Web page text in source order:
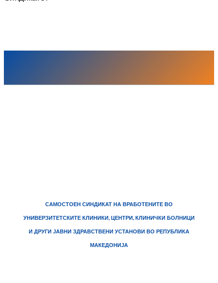
САМОСТОЕН СИНДИКАТ НА ВРАБОТЕНИТЕ ВО
УНИВЕРЗИТЕТСКИТЕ КЛИНИКИ, ЦЕНТРИ, КЛИНИЧКИ БОЛНИЦИ
И ДРУГИ ЈАВНИ ЗДРАВСТВЕНИ УСТАНОВИ ВО РЕПУБЛИКА
МАКЕДОНИЈА